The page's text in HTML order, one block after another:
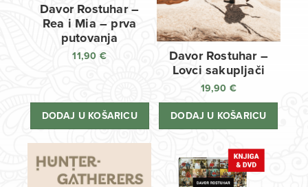
Davor Rostuhar –
Rea i Mia – prva
putovanja
11,90 €
DODAJ U KOŠARICU
Davor Rostuhar –
Lovci sakupljači
19,90 €
DODAJ U KOŠARICU